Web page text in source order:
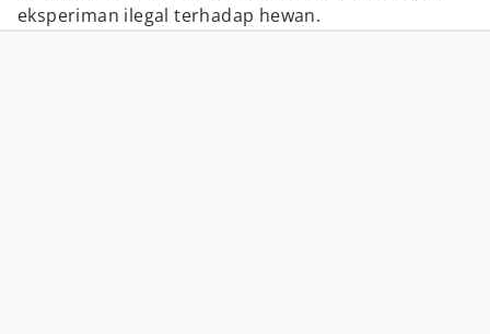
eksperiman ilegal terhadap hewan.